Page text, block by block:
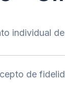
individual
de